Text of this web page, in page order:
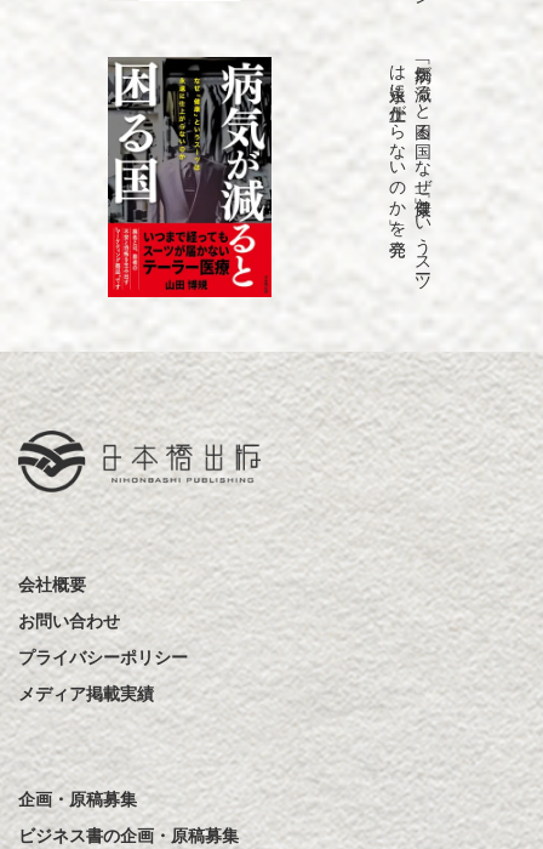
「病気が
減る
と
困る
国
な
ぜ
「健康」と
い
う
ス
ーツ
は
永遠に
仕上が
ら
な
い
の
か
」を
発売
会社概要
お問い合わせ
プライバシーポリシー
メディア掲載実績
企画・原稿募集
ビジネス書の企画・原稿募集